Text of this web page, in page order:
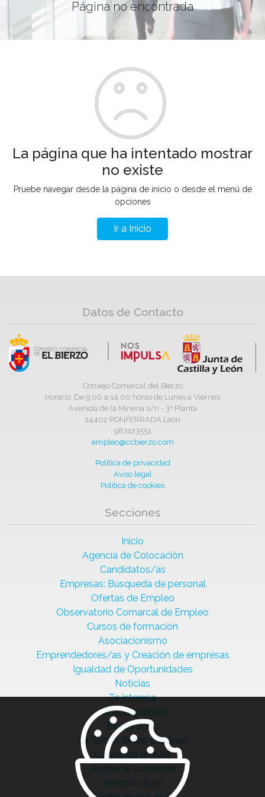
Página no encontrada
La página que ha intentado mostrar
no existe
Pruebe navegar desde la página de inicio o desde el menú de
opciones
Ir a Inicio
Datos de Contacto
Consejo Comarcal del Bierzo
Horario: De 9,00 a 14,00 horas de Lunes a Viernes
Avenida de la Minería s/n - 3ª Planta
24402 PONFERRADA León
987423551
empleo@ccbierzo.com
Política de privacidad
Aviso legal
Política de cookies
Secciones
Inicio
Agencia de Colocación
Candidatos/as
Empresas: Búsqueda de personal
Ofertas de Empleo
Observatorio Comarcal de Empleo
Cursos de formación
Asociacionismo
Emprendedores/as y Creación de empresas
Igualdad de Oportunidades
Noticias
Te interesa
Ciberseguridad
Bierzo 2030
La Senda de las Cantinas
Comanda en ruta
Apoyo al Comercio
Territorio Azul